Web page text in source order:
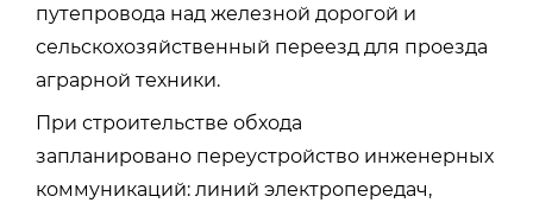
путепровода над железной дорогой и
сельскохозяйственный переезд для проезда
аграрной техники.
При строительстве обхода
запланировано переустройство инженерных
коммуникаций: линий электропередач,